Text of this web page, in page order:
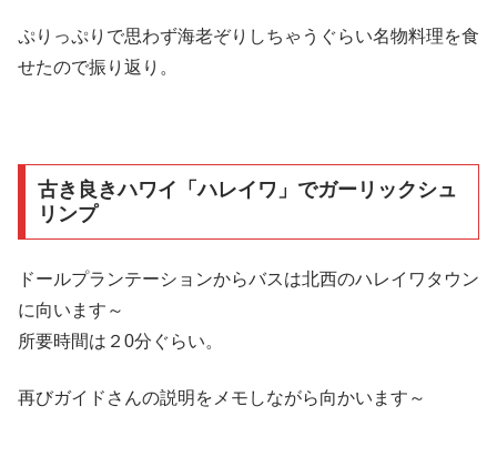
ぷりっぷりで思わず海老ぞりしちゃうぐらい名物料理を食
せたので振り返り。
古き良きハワイ「ハレイワ」でガーリックシュ
リンプ
ドールプランテーションからバスは北西のハレイワタウン
に向います～
所要時間は２0分ぐらい。
再びガイドさんの説明をメモしながら向かいます～